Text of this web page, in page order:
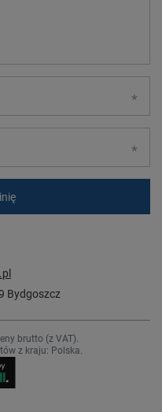
Bydgoszcz
brutto (z VAT).
z kraju: Polska.